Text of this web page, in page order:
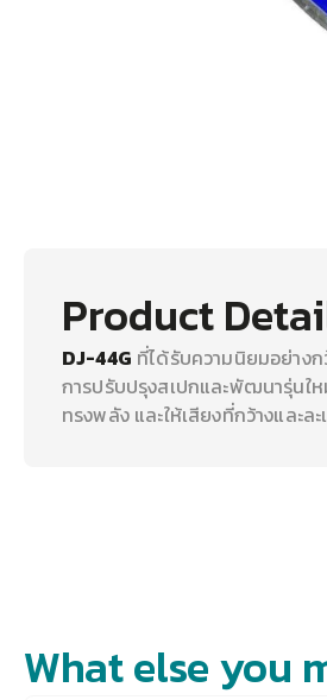
Product
DJ-44G ที่ได้รับความนิยมอย่าง
การปรับปรุงสเปกและพัฒนารุ่นใ
ทรงพลัง และให้เสียงที่กว้างและล
What else you